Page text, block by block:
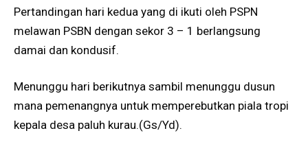
Pertandingan hari kedua yang di ikuti oleh PSPN
melawan PSBN dengan sekor 3 – 1 berlangsung
damai dan kondusif.
Menunggu hari berikutnya sambil menunggu dusun
mana pemenangnya untuk memperebutkan piala tropi
kepala desa paluh kurau.(Gs/Yd).